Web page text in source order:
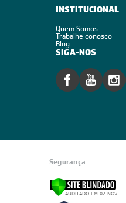
INSTITUCIONAL
Quem Somos
Trabalhe conosco
Blog
SIGA-NOS
Segurança